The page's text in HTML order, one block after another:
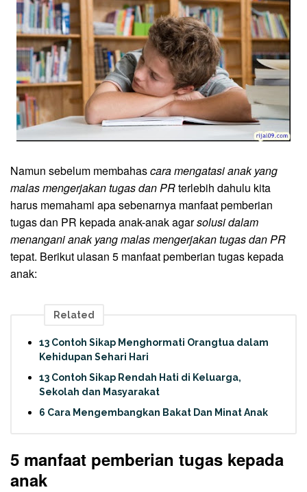
Namun sebelum membahascara mengatasi anak yang
malas mengerjakan tugas dan PRterlebih dahulu kita
harus memahami apa sebenarnya manfaat pemberian
tugas dan PR kepada anak-anak agarsolusi dalam
menangani anak yang malas mengerjakan tugas dan PR
tepat. Berikut ulasan 5 manfaat pemberian tugas kepada
anak:
Related
13 Contoh Sikap Menghormati Orangtua dalam
Kehidupan Sehari Hari
13 Contoh Sikap Rendah Hati di Keluarga,
Sekolah dan Masyarakat
6 Cara Mengembangkan Bakat Dan Minat Anak
5 manfaat pemberian tugas kepada
anak